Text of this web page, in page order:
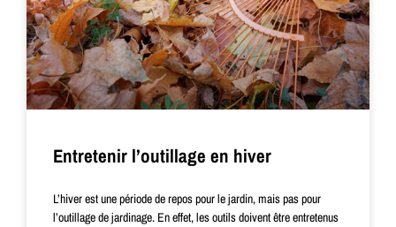
Entretenir l’outillage en hiver
L’hiver est une période de repos pour le jardin, mais pas pour
l’outillage de jardinage. En effet, les outils doivent être entretenus